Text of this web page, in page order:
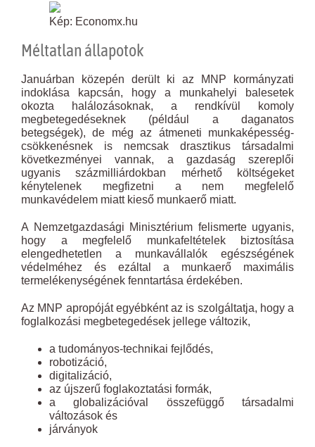
Kép: Economx.hu
Méltatlan állapotok
Januárban közepén derült ki az MNP kormányzati
indoklása kapcsán, hogy a munkahelyi balesetek
okozta halálozásoknak, a rendkívül komoly
megbetegedéseknek (például a daganatos
betegségek), de még az átmeneti munkaképesség-
csökkenésnek is nemcsak drasztikus társadalmi
következményei vannak, a gazdaság szereplői
ugyanis százmilliárdokban mérhető költségeket
kénytelenek megfizetni a nem megfelelő
munkavédelem miatt kieső munkaerő miatt.
A Nemzetgazdasági Minisztérium felismerte ugyanis,
hogy a megfelelő munkafeltételek biztosítása
elengedhetetlen a munkavállalók egészségének
védelméhez és ezáltal a munkaerő maximális
termelékenységének fenntartása érdekében.
Az MNP apropóját egyébként az is szolgáltatja, hogy a
foglalkozási megbetegedések jellege változik,
a tudományos-technikai fejlődés,
robotizáció,
digitalizáció,
az újszerű foglakoztatási formák,
a globalizációval összefüggő társadalmi
változások és
járványok